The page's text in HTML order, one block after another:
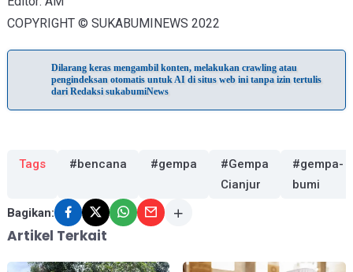
COPYRIGHT © SUKABUMINEWS 2022
Dilarang keras mengambil konten, melakukan crawling atau
pengindeksan otomatis untuk AI di situs web ini tanpa izin tertulis
dari Redaksi sukabumiNews
Tags #bencana #gempa
#Gempa
Cianjur
#gempa-
bumi
Bagikan:
Artikel Terkait